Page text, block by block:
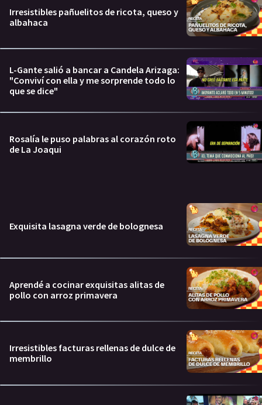
Irresistibles pañuelitos de ricota, queso y
albahaca
L-Gante salió a bancar a Candela Arizaga:
"Conviví con ella y me sorprende todo lo
que se dice"
Rosalía le puso palabras al corazón roto
de La Joaqui
Exquisita lasagna verde de bolognesa
Aprendé a cocinar exquisitas alitas de
pollo con arroz primavera
Irresistibles facturas rellenas de dulce de
membrillo